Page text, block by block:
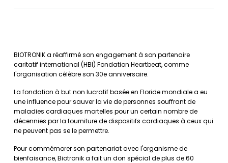
BIOTRONIK a réaffirmé son engagement à son partenaire
caritatif international (HBI) Fondation Heartbeat, comme
l'organisation célèbre son 30e anniversaire.
La fondation à but non lucratif basée en Floride mondiale a eu
une influence pour sauver la vie de personnes souffrant de
maladies cardiaques mortelles pour un certain nombre de
décennies par la fourniture de dispositifs cardiaques à ceux qui
ne peuvent pas se le permettre.
Pour commémorer son partenariat avec l'organisme de
bienfaisance, Biotronik a fait un don spécial de plus de 60